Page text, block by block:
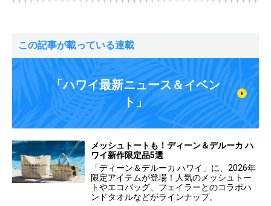
この記事が載っている連載
「ハワイ最新ニュース＆イベン
ト」
メッシュトートも！ディーン＆デルーカ ハ
ワイ新作限定品5選
「ディーン＆デルーカ ハワイ」に、2026年
限定アイテムが登場！人気のメッシュトー
トやエコバッグ、フェイラーとのコラボハ
ンドタオルなどがラインナップ。